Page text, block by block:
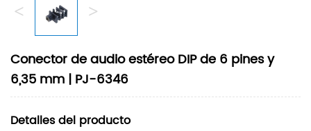
< >
Conector de audio estéreo DIP de 6 pines y
6,35 mm | PJ-6346
Detalles del producto